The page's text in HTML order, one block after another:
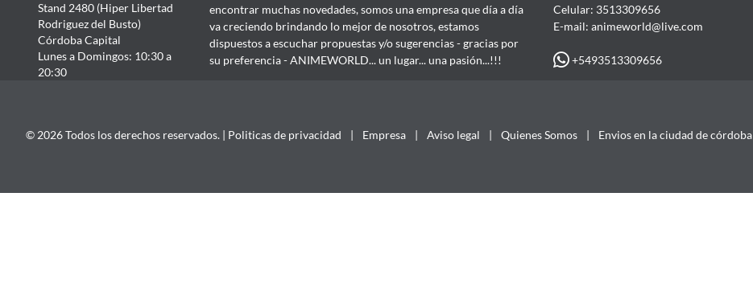
Stand 2480 (Hiper Libertad
Rodriguez del Busto)
Córdoba Capital
Lunes a Domingos: 10:30 a
20:30
encontrar muchas novedades, somos una empresa que día a día
va creciendo brindando lo mejor de nosotros, estamos
dispuestos a escuchar propuestas y/o sugerencias - gracias por
su preferencia - ANIMEWORLD... un lugar... una pasión...!!!
Celular: 3513309656
E-mail: animeworld@live.com
+5493513309656
© 2026 Todos los derechos reservados. | Politicas de privacidad | Empresa | Aviso legal | Quienes Somos | Envios en la ciudad de córdoba